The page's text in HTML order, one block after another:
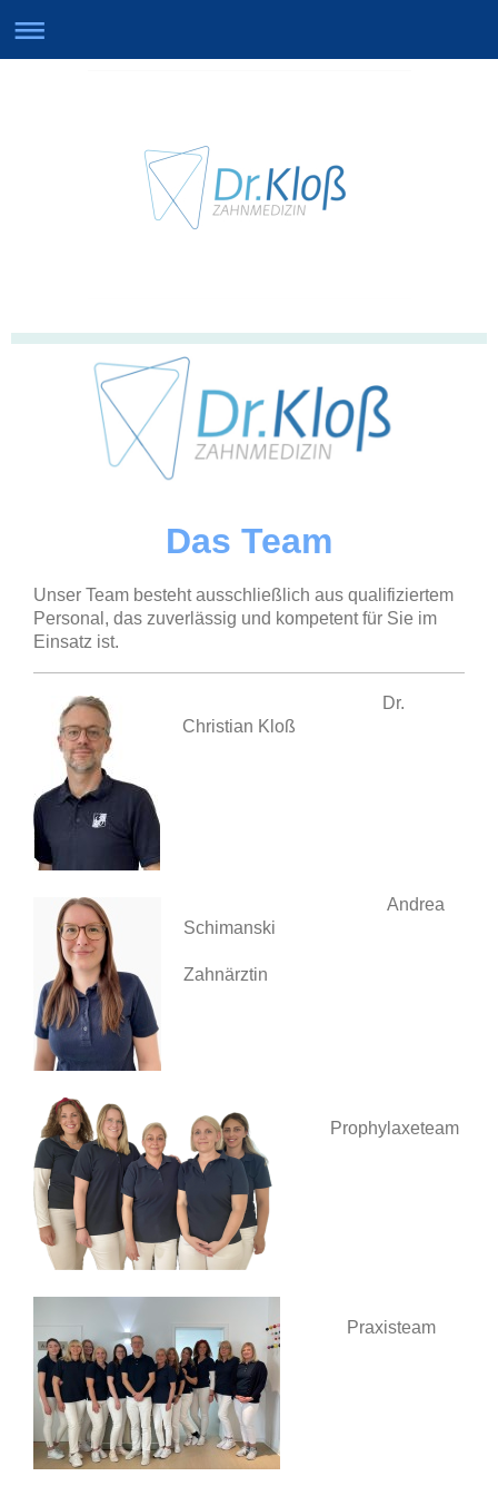
Das Team
Unser Team besteht ausschließlich aus qualifiziertem
Personal, das zuverlässig und kompetent für Sie im
Einsatz ist.
Dr.
Christian Kloß
Andrea
Schimanski
Zahnärztin
Prophylaxeteam
Praxisteam